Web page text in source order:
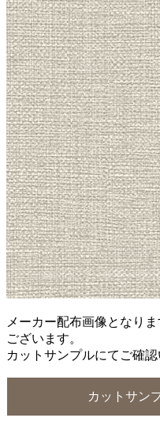
メーカー配布画像となり
ございます。
カットサンプルにてご確
カットサン